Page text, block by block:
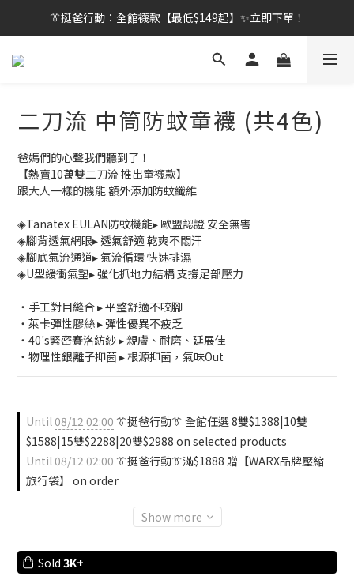
👔挺爸行動：全館襪款【最低$149起】✨立即下單！
👔挺爸行動：全館襪款【最低$149起】✨立即下單！
👔挺爸滿額贈：滿$1888就送💎品牌壓縮旅行袋！
👔挺爸行動：全館襪款【最低$149起】✨立即下單！
二刀流 中筒防蚊童襪 (共4色)
爸媽們的心聲我們聽到了！
【熱賣10萬雙二刀流 推出童襪款】
跟大人一樣的機能 額外添加防蚊纖維
◈Tanatex EULAN防蚊機能▸ 歐盟認證 安全無害
◈腳背透氣網眼▸ 透氣舒適 乾爽不悶汗
◈腳底氣流通道▸ 氣流循環 快速排濕
◈U型緩衝氣墊▸ 強化抓地力結構 支撐足部壓力
・手工對目縫合 ▸ 平整舒適不咬腳
・萊卡彈性膠絲 ▸ 彈性優異不疲乏
・40's緊密賽洛紡紗 ▸ 親膚、耐磨、延展佳
・物理性銀離子抑菌 ▸ 根源抑菌，氣味Out
Until08/12 02:00 👔挺爸行動👔 全館任選 8雙$1388|10雙
$1588|15雙$2288|20雙$2988 on selected products
Until08/12 02:00 👔挺爸行動👔滿$1888 贈【WARX品牌壓縮
旅行袋】 on order
Show more
Sold 3K+